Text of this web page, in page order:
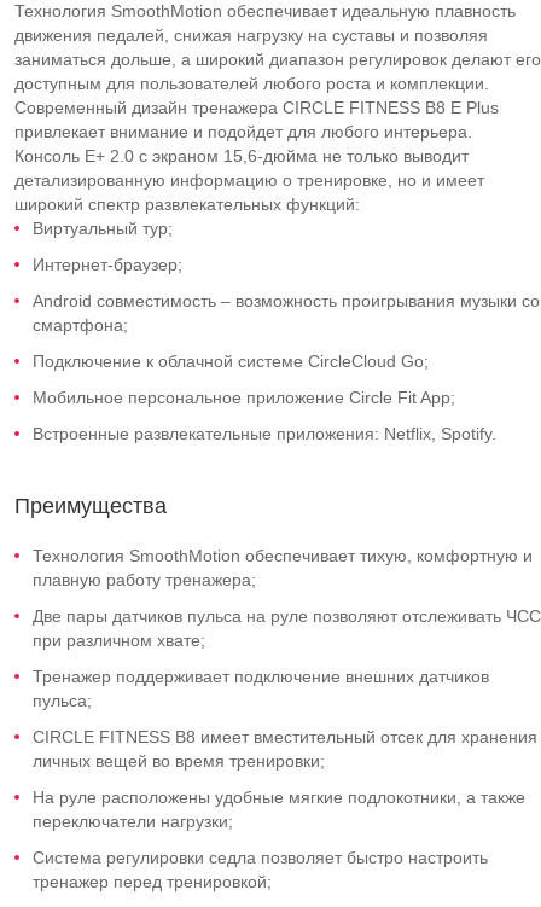
Технология SmoothMotion обеспечивает идеальную плавность
движения педалей, снижая нагрузку на суставы и позволяя
заниматься дольше, а широкий диапазон регулировок делают его
доступным для пользователей любого роста и комплекции.
Современный дизайн тренажера CIRCLE FITNESS B8 E Plus
привлекает внимание и подойдет для любого интерьера.
Консоль E+ 2.0 с экраном 15,6-дюйма не только выводит
детализированную информацию о тренировке, но и имеет
широкий спектр развлекательных функций:
Виртуальный тур;
Интернет-браузер;
Android совместимость – возможность проигрывания музыки со
смартфона;
Подключение к облачной системе CircleCloud Go;
Мобильное персональное приложение Circle Fit App;
Встроенные развлекательные приложения: Netflix, Spotify.
Преимущества
Технология SmoothMotion обеспечивает тихую, комфортную и
плавную работу тренажера;
Две пары датчиков пульса на руле позволяют отслеживать ЧСС
при различном хвате;
Тренажер поддерживает подключение внешних датчиков
пульса;
CIRCLE FITNESS B8 имеет вместительный отсек для хранения
личных вещей во время тренировки;
На руле расположены удобные мягкие подлокотники, а также
переключатели нагрузки;
Система регулировки седла позволяет быстро настроить
тренажер перед тренировкой;